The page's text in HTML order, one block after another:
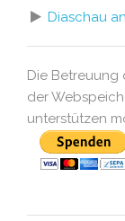
Diaschau
Die Betreuung
der
unterstützen